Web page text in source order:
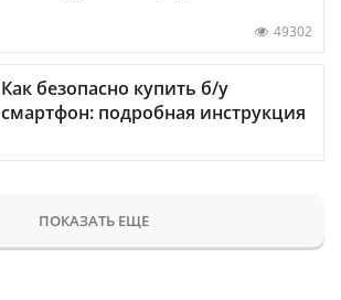
49302
Как безопасно купить б/у
смартфон: подробная инструкция
ПОКАЗАТЬ ЕЩЕ